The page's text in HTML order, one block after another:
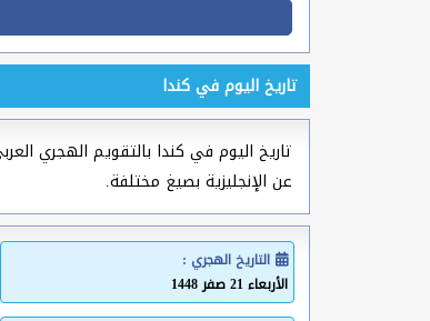
تاريخ اليوم في كندا
تاريخ اليوم في كندا بالتقويم الهجري
عن الإنجليزية بصيغ مختلفة.
التاريخ الهجري :
الأربعاء 21 صفر 1448